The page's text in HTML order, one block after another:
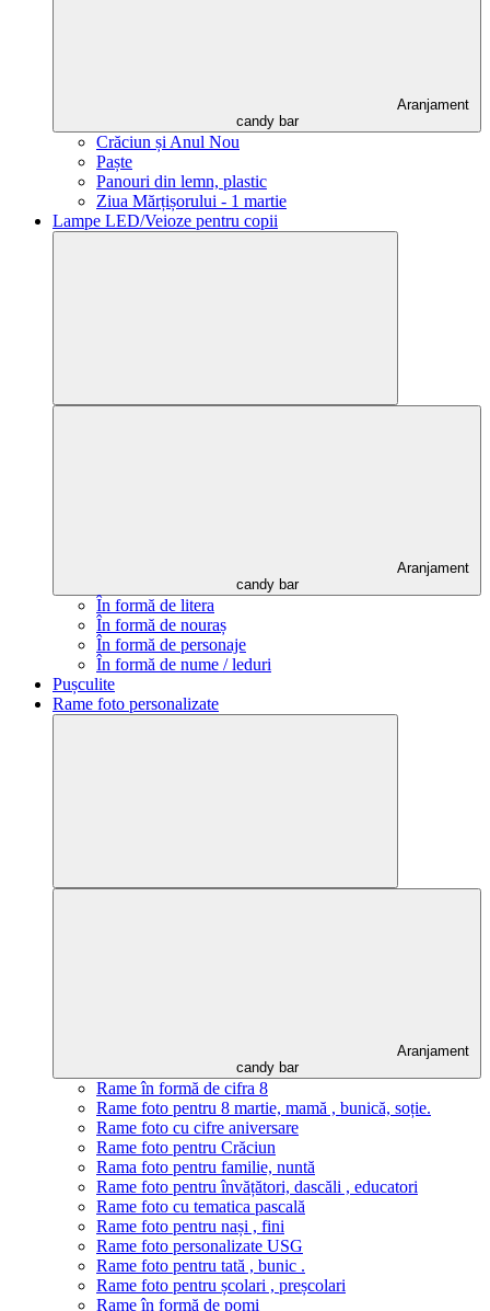
Aranjament
candy bar
Crăciun și Anul Nou
Paște
Panouri din lemn, plastic
Ziua Mărțișorului - 1 martie
Lampe LED/Veioze pentru copii
Aranjament
candy bar
În formă de litera
În formă de nouraș
În formă de personaje
În formă de nume / leduri
Pușculite
Rame foto personalizate
Aranjament
candy bar
Rame în formă de cifra 8
Rame foto pentru 8 martie, mamă , bunică, soție.
Rame foto cu cifre aniversare
Rame foto pentru Crăciun
Rama foto pentru familie, nuntă
Rame foto pentru învățători, dascăli , educatori
Rame foto cu tematica pascală
Rame foto pentru nași , fini
Rame foto personalizate USG
Rame foto pentru tată , bunic .
Rame foto pentru școlari , preșcolari
Rame în formă de pomi